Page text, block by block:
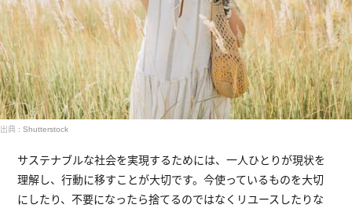
出典 : Shutterstock
サステナブルな社会を実現するためには、一人ひとりが現状を
理解し、行動に移すことが大切です。今使っているものを大切
にしたり、不要になったら捨てるのではなくリユースしたりな